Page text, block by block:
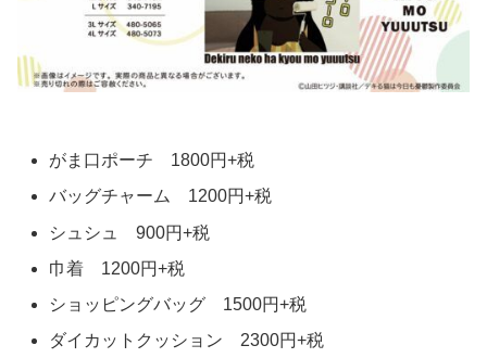
がま口ポーチ 1800円+税
バッグチャーム 1200円+税
シュシュ 900円+税
巾着 1200円+税
ショッピングバッグ 1500円+税
ダイカットクッション 2300円+税